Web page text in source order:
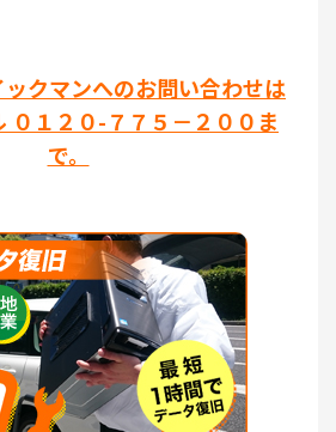
クマンへのお問い合わせは
０１２０-７７５－２００ま
で。